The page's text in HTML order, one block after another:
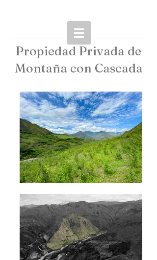
Propiedad Privada de
Montaña con Cascada